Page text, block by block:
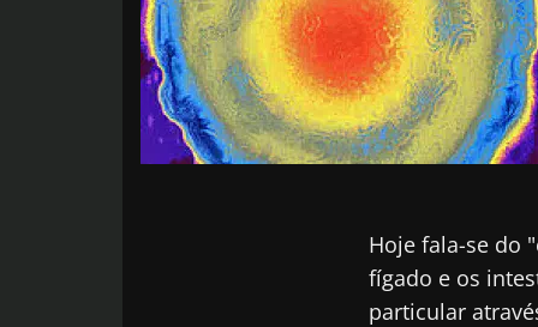
Hoje fala-se do
fígado e os
particular